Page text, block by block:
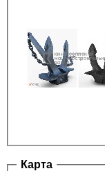
Карта